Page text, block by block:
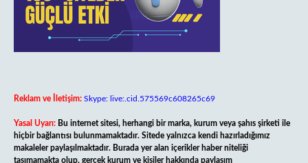
Reklam ve İletişim: Skype: live:.cid.575569c608265c69
Yasal Uyarı: Bu internet sitesi, herhangi bir marka, kurum veya şahıs şirketi ile
hiçbir bağlantısı bulunmamaktadır. Sitede yalnızca kendi hazırladığımız
makaleler paylaşılmaktadır. Burada yer alan içerikler haber niteliği
taşımamakta olup, gerçek kurum ve kişiler hakkında paylaşım